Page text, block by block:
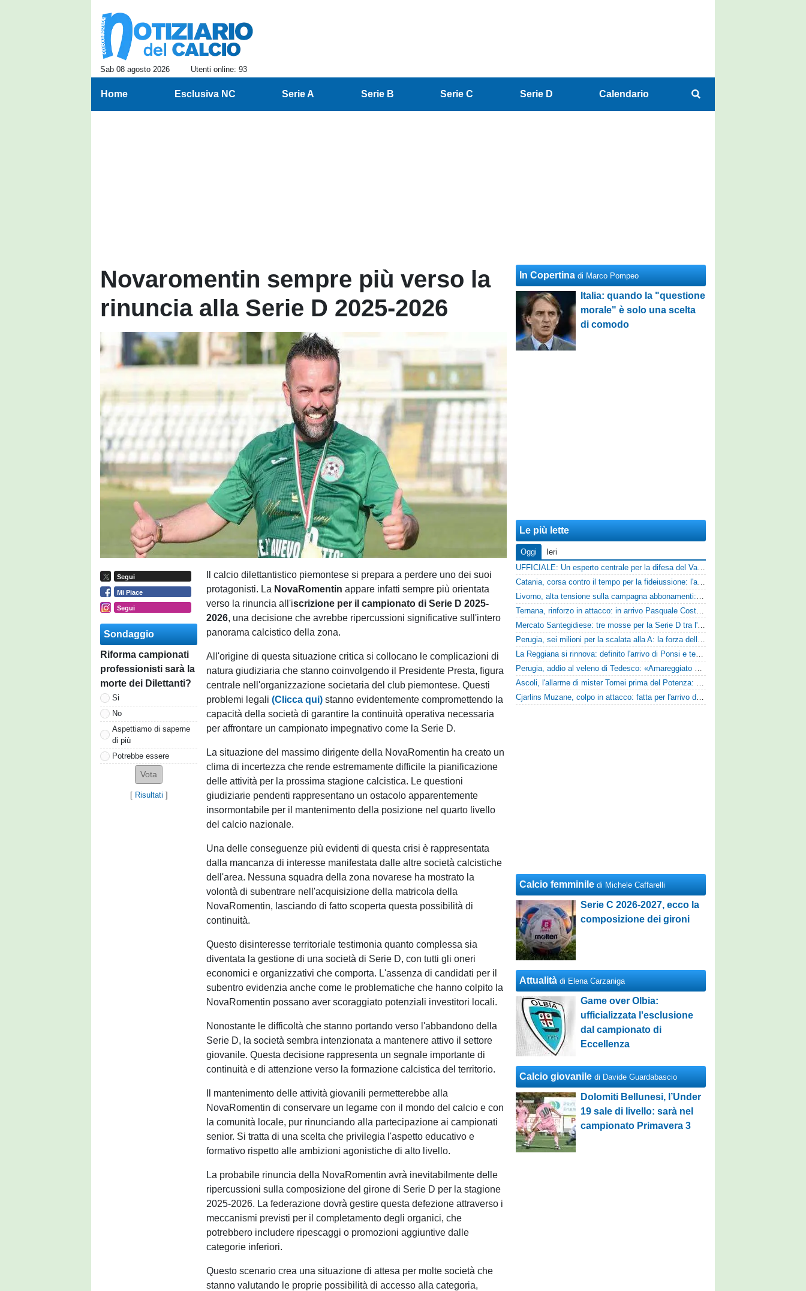
Sab 08 agosto 2026 Utenti online: 93
Home Esclusiva NC Serie A Serie B Serie C Serie D Calendario
Novaromentin sempre più verso la
rinuncia alla Serie D 2025-2026
Segui
Mi Piace
Segui
Sondaggio
Riforma campionati
professionisti sarà la
morte dei Dilettanti?
Si
No
Aspettiamo di saperne
di più
Potrebbe essere
[ Risultati ]
Il calcio dilettantistico piemontese si prepara a perdere uno dei suoi
protagonisti. La NovaRomentinappare infatti sempre più orientata
verso la rinuncia all'iscrizione per il campionato di Serie D 2025-
2026, una decisione che avrebbe ripercussioni significative sull'intero
panorama calcistico della zona.
All'origine di questa situazione critica si collocano le complicazioni di
natura giudiziaria che stanno coinvolgendo il Presidente Presta, figura
centrale nell'organizzazione societaria del club piemontese. Questi
problemi legali(Clicca qui) stanno evidentemente compromettendo la
capacità della società di garantire la continuità operativa necessaria
per affrontare un campionato impegnativo come la Serie D.
La situazione del massimo dirigente della NovaRomentin ha creato un
clima di incertezza che rende estremamente difficile la pianificazione
delle attività per la prossima stagione calcistica. Le questioni
giudiziarie pendenti rappresentano un ostacolo apparentemente
insormontabile per il mantenimento della posizione nel quarto livello
del calcio nazionale.
Una delle conseguenze più evidenti di questa crisi è rappresentata
dalla mancanza di interesse manifestata dalle altre società calcistiche
dell'area. Nessuna squadra della zona novarese ha mostrato la
volontà di subentrare nell'acquisizione della matricola della
NovaRomentin, lasciando di fatto scoperta questa possibilità di
continuità.
Questo disinteresse territoriale testimonia quanto complessa sia
diventata la gestione di una società di Serie D, con tutti gli oneri
economici e organizzativi che comporta. L'assenza di candidati per il
subentro evidenzia anche come le problematiche che hanno colpito la
NovaRomentin possano aver scoraggiato potenziali investitori locali.
Nonostante le difficoltà che stanno portando verso l'abbandono della
Serie D, la società sembra intenzionata a mantenere attivo il settore
giovanile. Questa decisione rappresenta un segnale importante di
continuità e di attenzione verso la formazione calcistica del territorio.
Il mantenimento delle attività giovanili permetterebbe alla
NovaRomentin di conservare un legame con il mondo del calcio e con
la comunità locale, pur rinunciando alla partecipazione ai campionati
senior. Si tratta di una scelta che privilegia l'aspetto educativo e
formativo rispetto alle ambizioni agonistiche di alto livello.
La probabile rinuncia della NovaRomentin avrà inevitabilmente delle
ripercussioni sulla composizione del girone di Serie D per la stagione
2025-2026. La federazione dovrà gestire questa defezione attraverso i
meccanismi previsti per il completamento degli organici, che
potrebbero includere ripescaggi o promozioni aggiuntive dalle
categorie inferiori.
Questo scenario crea una situazione di attesa per molte società che
stanno valutando le proprie possibilità di accesso alla categoria,
In Copertina di Marco Pompeo
Italia: quando la "questione
morale" è solo una scelta
di comodo
Le più lette
Oggi
Ieri
UFFICIALE: Un esperto centrale per la difesa del Vado
Catania, corsa contro il tempo per la fideiussione: l'annuncio della società e le ragioni dello slittamento
Livorno, alta tensione sulla campagna abbonamenti: la stoccata della Curva Nord alla società
Ternana, rinforzo in attacco: in arrivo Pasquale Costanzo dalla Paganese
Mercato Santegidiese: tre mosse per la Serie D tra l'ingaggio di Diakhate e due rinnovi chiave
Perugia, sei milioni per la scalata alla A: la forza della nuova societa e il progetto di Alessandro Gaucci
La Reggiana si rinnova: definito l'arrivo di Ponsi e test con l'Alcione
Perugia, addio al veleno di Tedesco: «Amareggiato dalle parole di Alessandro Gaucci, mi hanno ferito umanamente»
Ascoli, l'allarme di mister Tomei prima del Potenza: «Mettiamoci l'elmetto, l'obiettivo è la salvezza e non dobbiamo vendere fumo!»
Cjarlins Muzane, colpo in attacco: fatta per l'arrivo di Franck Djoulou
Calcio femminile di Michele Caffarelli
Serie C 2026-2027, ecco la
composizione dei gironi
Attualità di Elena Carzaniga
Game over Olbia:
ufficializzata l'esclusione
dal campionato di
Eccellenza
Calcio giovanile di Davide Guardabascio
Dolomiti Bellunesi, l’Under
19 sale di livello: sarà nel
campionato Primavera 3